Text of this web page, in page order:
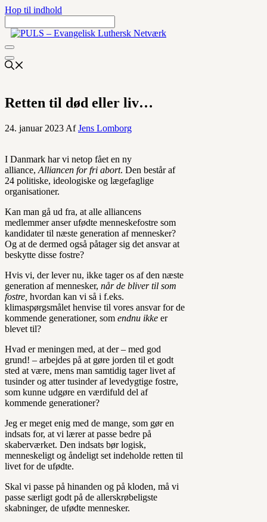
Hop til indhold
Retten til død eller liv…
24. januar 2023 AfJens Lomborg
I Danmark har vi netop fået en ny
alliance, Alliancen for fri abort. Den består af
24 politiske, ideologiske og lægefaglige
organisationer.
Kan man gå ud fra, at alle alliancens
medlemmer anser ufødte menneskefostre som
kandidater til næste generation af mennesker?
Og at de dermed også påtager sig det ansvar at
beskytte disse fostre?
Hvis vi, der lever nu, ikke tager os af den næste
generation af mennesker, når de bliver til som
fostre, hvordan kan vi så i f.eks.
klimaspørgsmålet henvise til vores ansvar for de
kommende generationer, som endnu ikke er
blevet til?
Hvad er meningen med, at der – med god
grund! – arbejdes på at gøre jorden til et godt
sted at være, mens man samtidig tager livet af
tusinder og atter tusinder af levedygtige fostre,
som kunne udgøre en værdifuld del af
kommende generationer?
Jeg er meget enig med de mange, som gør en
indsats for, at vi lærer at passe bedre på
skaberværket. Den indsats bør logisk,
menneskeligt og åndeligt set indeholde retten til
livet for de ufødte.
Skal vi passe på hinanden og på kloden, må vi
passe særligt godt på de allerskrøbeligste
skabninger, de ufødte mennesker.